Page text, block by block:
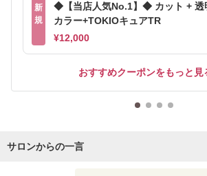
新
規
◆【当店人気No.1】◆ カット + 透
カラー+TOKIOキュアTR
¥12,000
おすすめクーポンをもっと見
サロンからの一言